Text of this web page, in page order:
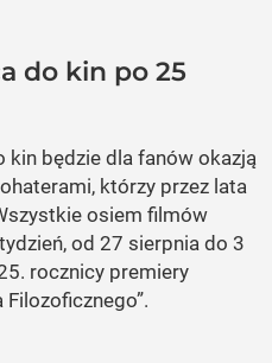
do kin po 25
kin będzie dla fanów okazją
którzy przez lata
osiem filmów
od 27 sierpnia do 3
rocznicy premiery
Filozoficznego”.